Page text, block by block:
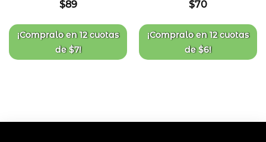
de
deseos
$89
¡Compralo en12 cuotas
de$7!
de
deseos
$70
¡Compralo en12 cuotas
de$6!